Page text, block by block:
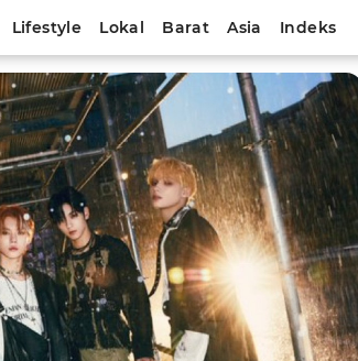
Lifestyle Lokal Barat Asia Indeks